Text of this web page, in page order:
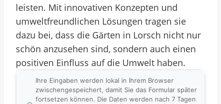
leisten. Mit innovativen Konzepten und
umweltfreundlichen Lösungen tragen sie
dazu bei, dass die Gärten in Lorsch nicht nur
schön anzusehen sind, sondern auch einen
positiven Einfluss auf die Umwelt haben.
Ihre Eingaben werden lokal in Ihrem Browser
zwischengespeichert, damit Sie das Formular später
fortsetzen können. Die Daten werden nach 7 Tagen